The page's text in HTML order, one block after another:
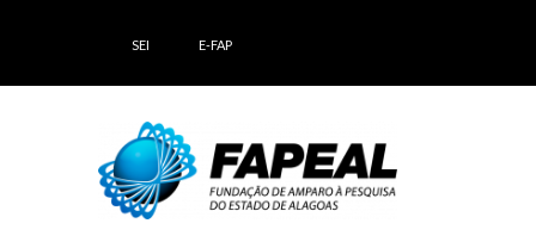
SEI E-FAP